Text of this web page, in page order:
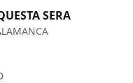
SERA